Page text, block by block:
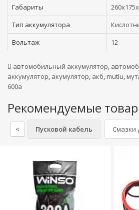
Габариты
Тип аккумулятора
Вольтаж
12
автомобильный аккумулятор,
аккумулятор, акумулятор, акб, mutlu,
600a
Рекомендуемые
< Пусковой кабель Смазки